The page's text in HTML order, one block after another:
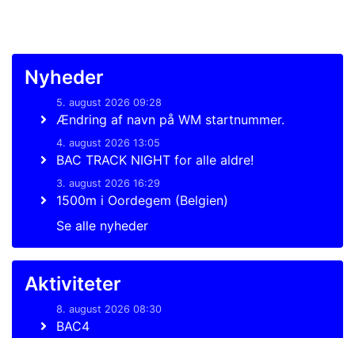
Nyheder
5. august 2026 09:28
Ændring af navn på WM startnummer.
4. august 2026 13:05
BAC TRACK NIGHT for alle aldre!
3. august 2026 16:29
1500m i Oordegem (Belgien)
Se alle nyheder
Aktiviteter
8. august 2026 08:30
BAC4